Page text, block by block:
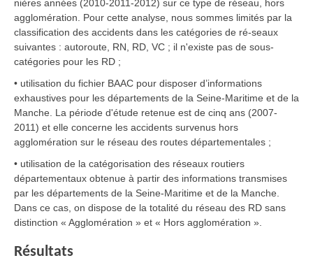
nières années (2010-2011-2012) sur ce type de réseau, hors
agglomération. Pour cette analyse, nous sommes limités par la
classification des accidents dans les catégories de ré-seaux
suivantes : autoroute, RN, RD, VC ; il n'existe pas de sous-
catégories pour les RD ;
• utilisation du fichier BAAC pour disposer d’informations
exhaustives pour les départements de la Seine-Maritime et de la
Manche. La période d'étude retenue est de cinq ans (2007-
2011) et elle concerne les accidents survenus hors
agglomération sur le réseau des routes départementales ;
• utilisation de la catégorisation des réseaux routiers
départementaux obtenue à partir des informations transmises
par les départements de la Seine-Maritime et de la Manche.
Dans ce cas, on dispose de la totalité du réseau des RD sans
distinction « Agglomération » et « Hors agglomération ».
Résultats